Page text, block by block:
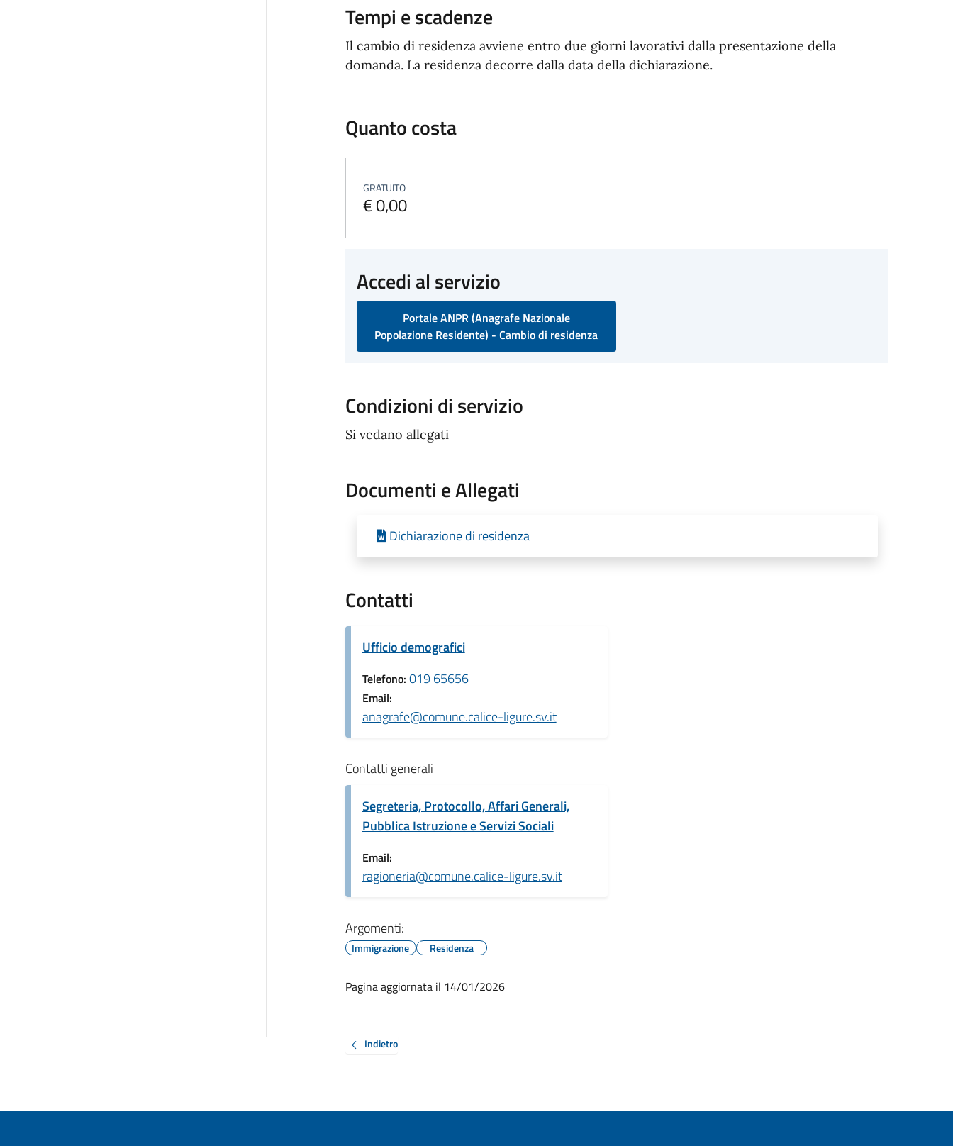
Tempi e scadenze
Il cambio di residenza avviene entro due giorni lavorativi dalla presentazione della
domanda. La residenza decorre dalla data della dichiarazione.
Quanto costa
GRATUITO
€ 0,00
Accedi al servizio
Portale ANPR (Anagrafe Nazionale
Popolazione Residente) - Cambio di residenza
Condizioni di servizio
Si vedano allegati
Documenti e Allegati
Dichiarazione di residenza
Contatti
Ufficio demografici
Telefono: 019 65656
Email:
anagrafe@comune.calice-ligure.sv.it
Contatti generali
Segreteria, Protocollo, Affari Generali,
Pubblica Istruzione e Servizi Sociali
Email:
ragioneria@comune.calice-ligure.sv.it
Argomenti:
Immigrazione Residenza
Pagina aggiornata il 14/01/2026
Indietro